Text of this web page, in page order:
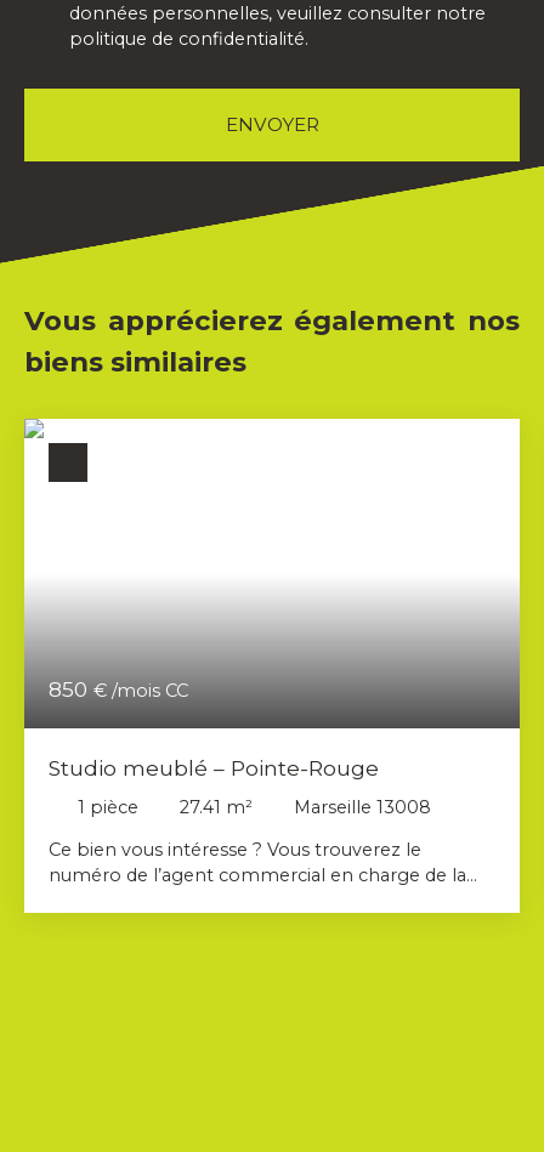
données personnelles, veuillez consulter notre
politique de confidentialité.
ENVOYER
Vous apprécierez également nos
biens similaires
850 € /mois CC
Studio meublé – Pointe-Rouge
1 pièce 27.41 m²
Marseille 13008
Ce bien vous intéresse ? Vous trouverez le
numéro de l’agent commercial en charge de la